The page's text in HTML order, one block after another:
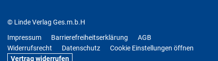
© Linde Verlag Ges.m.b.H
Impressum
Barrierefreiheitserklärung
AGB
Widerrufsrecht
Datenschutz
Cookie Einstellungen öffnen
Vertrag widerrufen